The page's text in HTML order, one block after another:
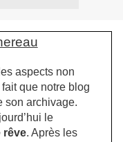
aspects non
que notre blog
son archivage.
le
rêve. Après les